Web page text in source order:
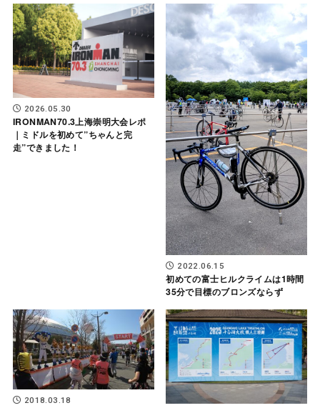
2026.05.30
IRONMAN70.3上海崇明大会レポ
｜ミドルを初めて”ちゃんと完
走”できました！
2022.06.15
初めての富士ヒルクライムは1時間
35分で目標のブロンズならず
2018.03.18